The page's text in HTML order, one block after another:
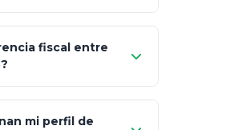
(Crea)
(MetaLife)
fiscal entre
mi perfil de